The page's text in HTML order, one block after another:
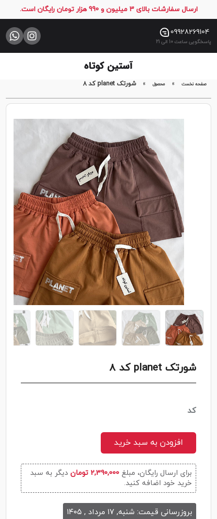
ارسال سفارشات بالای 3 میلیون و 990 هزار تومان رایگان است.
09928269104
پاسخگویی ساعت 10 الی 21
صفحه
نخست
فروشگاه
صفحه نخست » محصول » شورتک planet کد 8
شورتک planet کد 8
کد
افزودن به سبد خرید
برای ارسال رایگان، مبلغ 2,390,000 تومان
دیگر به سبد
خرید خود اضافه کنید.
بروزرسانی قیمت: شنبه, ۱۷ مرداد , ۱۴۰۵